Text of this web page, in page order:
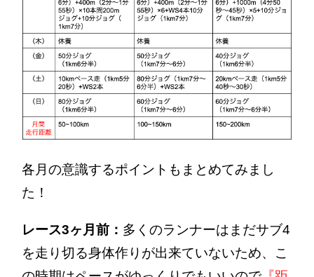
各月の意識するポイントもまとめてみまし
た！
レース3ヶ月前： 多くのランナーはまだサブ4
を走り切る身体作りが出来ていないため、こ